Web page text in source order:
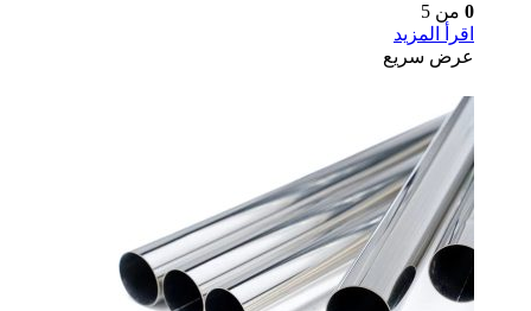
0 من 5
اقرأ المزيد
عرض سريع